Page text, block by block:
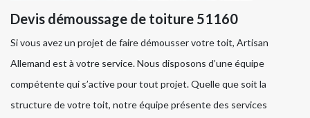
Devis démoussage de toiture 51160
Si vous avez un projet de faire démousser votre toit, Artisan
Allemand est à votre service. Nous disposons d’une équipe
compétente qui s’active pour tout projet. Quelle que soit la
structure de votre toit, notre équipe présente des services